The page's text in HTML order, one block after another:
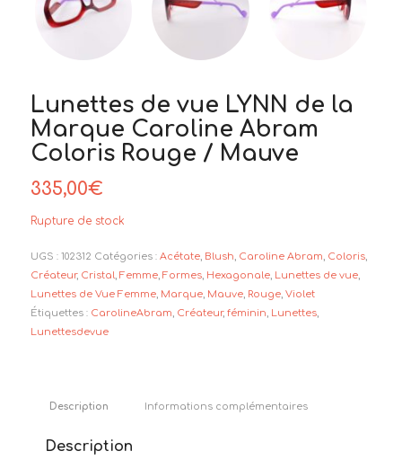
Lunettes de vue LYNN de la
Marque Caroline Abram
Coloris Rouge / Mauve
335,00€
Rupture de stock
UGS : 102312 Catégories : Acétate, Blush, Caroline Abram, Coloris,
Créateur, Cristal, Femme, Formes, Hexagonale, Lunettes de vue,
Lunettes de Vue Femme, Marque, Mauve, Rouge, Violet
Étiquettes : CarolineAbram, Créateur, féminin, Lunettes,
Lunettesdevue
Description Informations complémentaires
Description